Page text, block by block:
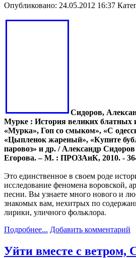
Опубликовано: 24.05.2012 16:37
Сидоров,
Мурке : История великих блатных
«Мурка», Гоп со смыком», «С
«Цыпленок жареный», «Купите
паровоз» и др. / Александр
Егорова. – М. : ПРОЗАиК, 2010. -
Это единственное в своем роде
исследование феномена воровской,
песни. Вы узнаете много нового и
знакомых вам, нехитрых по
лирики, уличного фольклора.
Подробнее... Добавить комментарий
Уйти вместе с ветром,